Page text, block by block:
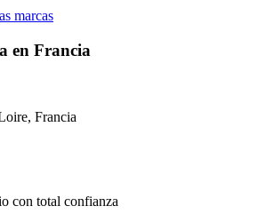
marcas
en Francia
Francia
con total confianza